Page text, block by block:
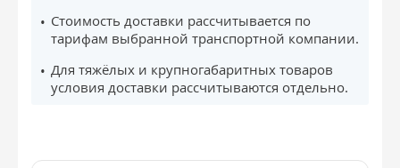
Стоимость доставки рассчитывается по
тарифам выбранной транспортной компании.
Для тяжёлых и крупногабаритных товаров
условия доставки рассчитываются отдельно.